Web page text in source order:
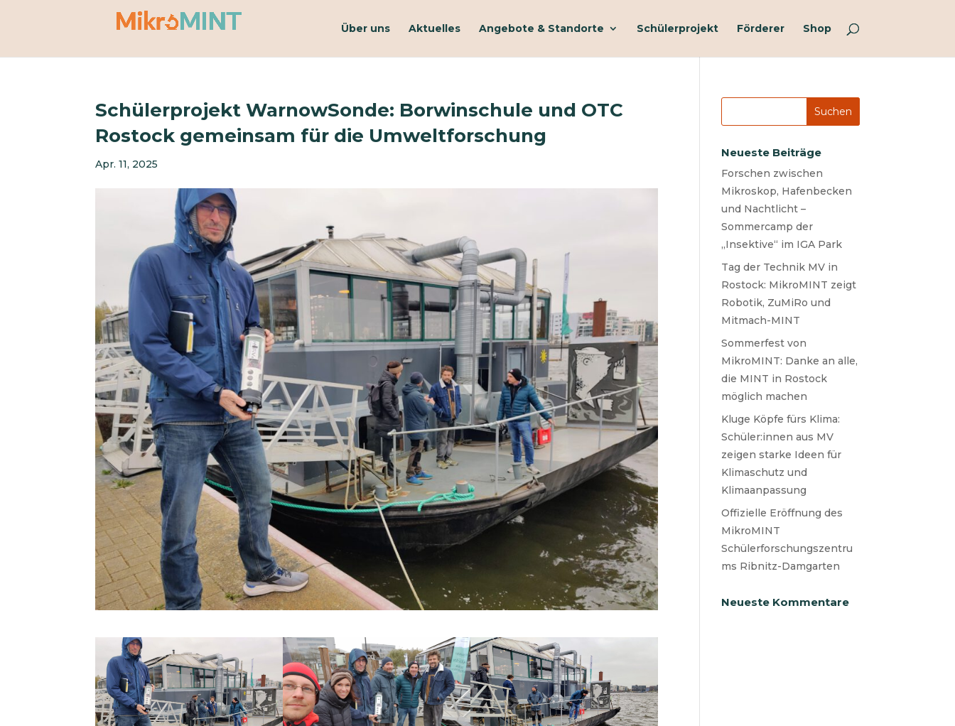
Über uns Aktuelles Angebote & Standorte Schülerprojekt Förderer Shop
Schülerprojekt WarnowSonde: Borwinschule und OTC
Rostock gemeinsam für die Umweltforschung
Apr. 11, 2025
Neueste Beiträge
Forschen zwischen
Mikroskop, Hafenbecken
und Nachtlicht –
Sommercamp der
„Insektive“ im IGA Park
Tag der Technik MV in
Rostock: MikroMINT zeigt
Robotik, ZuMiRo und
Mitmach-MINT
Sommerfest von
MikroMINT: Danke an alle,
die MINT in Rostock
möglich machen
Kluge Köpfe fürs Klima:
Schüler:innen aus MV
zeigen starke Ideen für
Klimaschutz und
Klimaanpassung
Offizielle Eröffnung des
MikroMINT
Schülerforschungszentru
ms Ribnitz-Damgarten
Neueste Kommentare